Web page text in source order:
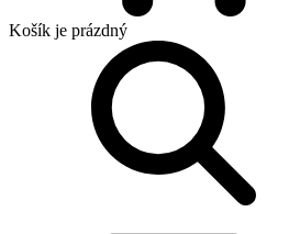
Košík je prázdný